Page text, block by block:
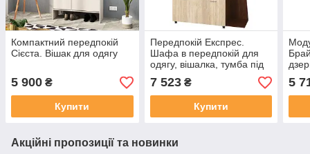
Компактний передпокій
Сієста. Вішак для одягу
5 900 ₴
Купити
Передпокій Експрес.
Шафа в передпокій для
одягу, вішалка, тумба під
взуття
7 523₴
Купити
5
Акційні пропозиції та новинки